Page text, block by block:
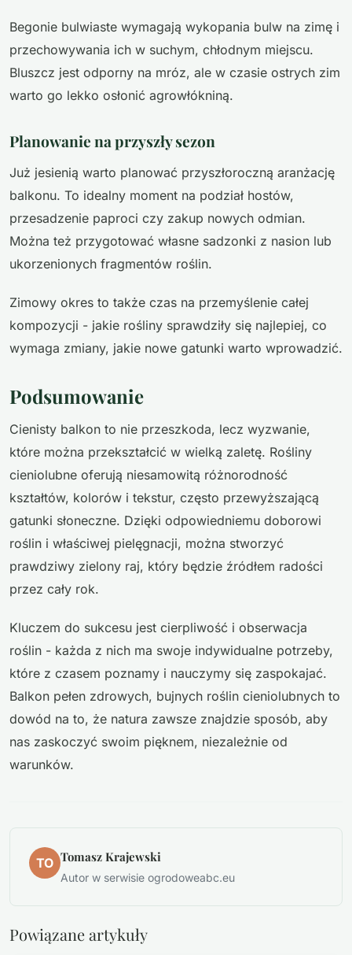
Begonie bulwiaste wymagają wykopania bulw na zimę i
przechowywania ich w suchym, chłodnym miejscu.
Bluszcz jest odporny na mróz, ale w czasie ostrych zim
warto go lekko osłonić agrowłókniną.
Planowanie na przyszły sezon
Już jesienią warto planować przyszłoroczną aranżację
balkonu. To idealny moment na podział hostów,
przesadzenie paproci czy zakup nowych odmian.
Można też przygotować własne sadzonki z nasion lub
ukorzenionych fragmentów roślin.
Zimowy okres to także czas na przemyślenie całej
kompozycji - jakie rośliny sprawdziły się najlepiej, co
wymaga zmiany, jakie nowe gatunki warto wprowadzić.
Podsumowanie
Cienisty balkon to nie przeszkoda, lecz wyzwanie,
które można przekształcić w wielką zaletę. Rośliny
cieniolubne oferują niesamowitą różnorodność
kształtów, kolorów i tekstur, często przewyższającą
gatunki słoneczne. Dzięki odpowiedniemu doborowi
roślin i właściwej pielęgnacji, można stworzyć
prawdziwy zielony raj, który będzie źródłem radości
przez cały rok.
Kluczem do sukcesu jest cierpliwość i obserwacja
roślin - każda z nich ma swoje indywidualne potrzeby,
które z czasem poznamy i nauczymy się zaspokajać.
Balkon pełen zdrowych, bujnych roślin cieniolubnych to
dowód na to, że natura zawsze znajdzie sposób, aby
nas zaskoczyć swoim pięknem, niezależnie od
warunków.
TO Tomasz Krajewski
Autor w serwisie ogrodoweabc.eu
Powiązane artykuły